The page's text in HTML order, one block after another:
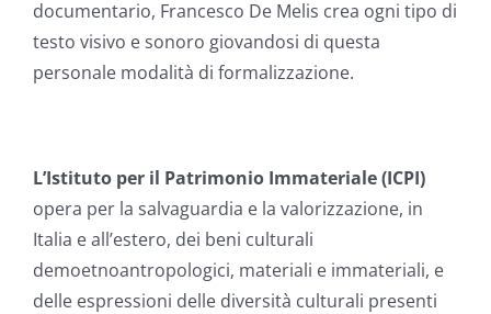
documentario, Francesco De Melis crea ogni tipo di
testo visivo e sonoro giovandosi di questa
personale modalità di formalizzazione.
L’Istituto per il Patrimonio Immateriale (ICPI)
opera per la salvaguardia e la valorizzazione, in
Italia e all’estero, dei beni culturali
demoetnoantropologici, materiali e immateriali, e
delle espressioni delle diversità culturali presenti